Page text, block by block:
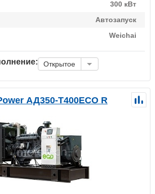
300 кВт
Автозапуск
Weichai
Открытое
АД350-T400ECO R